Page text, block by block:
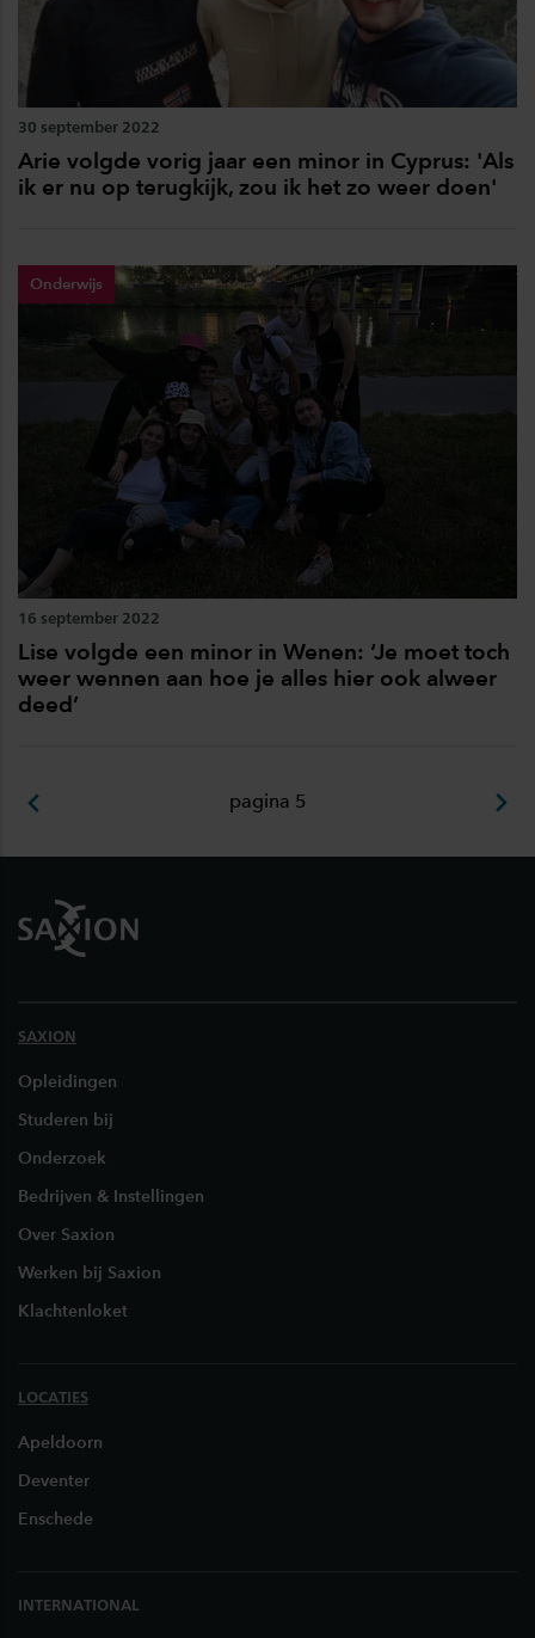
30 september 2022
Arie volgde vorig jaar een minor in Cyprus: 'Als
ik er nu op terugkijk, zou ik het zo weer doen'
Onderwijs
16 september 2022
Lise volgde een minor in Wenen: ‘Je moet toch
weer wennen aan hoe je alles hier ook alweer
deed’
pagina 5
SAXION
Opleidingen
Studeren bij
Onderzoek
Bedrijven & Instellingen
Over Saxion
Werken bij Saxion
Klachtenloket
LOCATIES
Apeldoorn
Deventer
Enschede
INTERNATIONAL